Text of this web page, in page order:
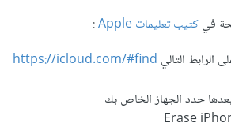
فيكتيب تعليمات Apple
:
https://icloud.com/#find